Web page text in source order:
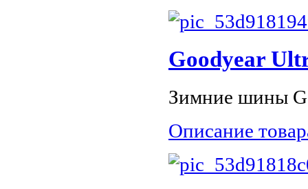
Goodyear
Зимние шины
Описание